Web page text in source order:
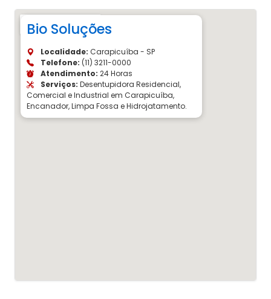
Bio Soluções
Localidade: Carapicuíba - SP
Telefone: (11) 3211-0000
Atendimento: 24 Horas
Serviços: Desentupidora Residencial,
Comercial e Industrial em Carapicuíba,
Encanador, Limpa Fossa e Hidrojatamento.